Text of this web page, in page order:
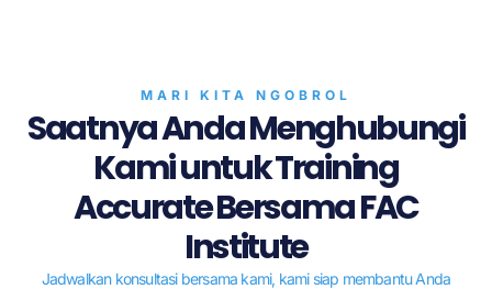
MARI KITA NGOBROL
Saatnya Anda Menghubungi
Kami untuk Training
Accurate Bersama FAC
Institute
Jadwalkan konsultasi bersama kami, kami siap membantu Anda